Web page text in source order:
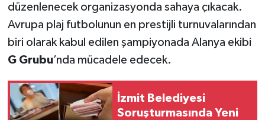
düzenlenecek organizasyonda sahaya çıkacak.
Avrupa plaj futbolunun en prestijli turnuvalarından
biri olarak kabul edilen şampiyonada Alanya ekibi
G Grubu’nda mücadele edecek.
İzmit Belediyesi
Soruşturmasında Yeni